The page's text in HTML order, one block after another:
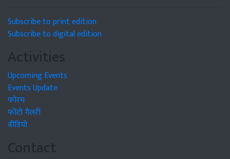
Subscribe to print edition
Subscribe to digital edition
Activities
Upcoming Events
Events Update
फोरम
फोटो गैलरी
वीडियो
Contact